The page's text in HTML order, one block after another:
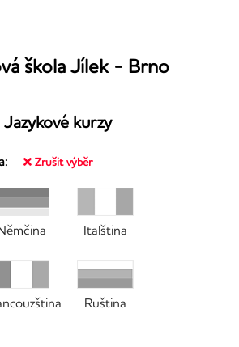
škola Jílek - Brno
Jazykové kurzy
Zrušit výběr
Italština
Ruština